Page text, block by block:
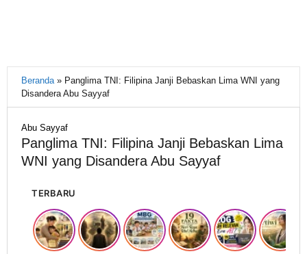
Beranda» Panglima TNI: Filipina Janji Bebaskan Lima WNI yang
Disandera Abu Sayyaf
Abu Sayyaf
Panglima TNI: Filipina Janji Bebaskan Lima
WNI yang Disandera Abu Sayyaf
TERBARU